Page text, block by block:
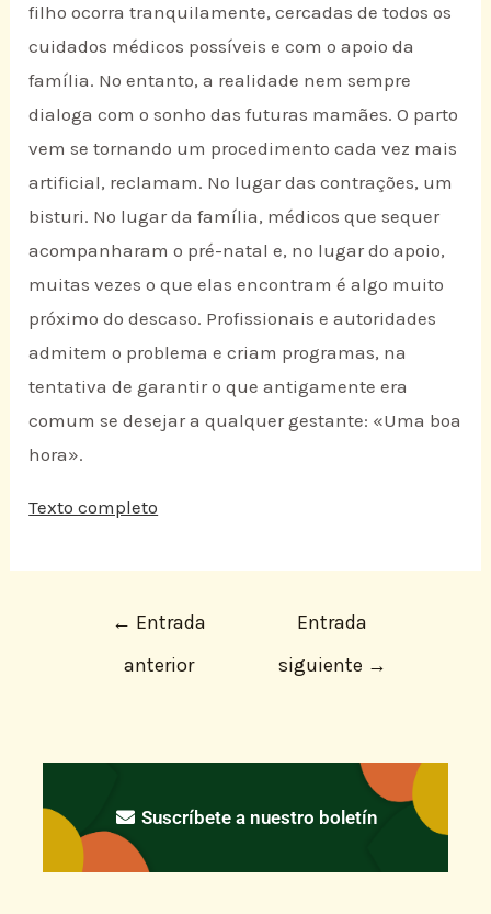
filho ocorra tranquilamente, cercadas de todos os
cuidados médicos possíveis e com o apoio da
família. No entanto, a realidade nem sempre
dialoga com o sonho das futuras mamães. O parto
vem se tornando um procedimento cada vez mais
artificial, reclamam. No lugar das contrações, um
bisturi. No lugar da família, médicos que sequer
acompanharam o pré-natal e, no lugar do apoio,
muitas vezes o que elas encontram é algo muito
próximo do descaso. Profissionais e autoridades
admitem o problema e criam programas, na
tentativa de garantir o que antigamente era
comum se desejar a qualquer gestante: «Uma boa
hora».
Texto completo
← Entrada
anterior
Entrada
siguiente →
Suscríbete a nuestro boletín